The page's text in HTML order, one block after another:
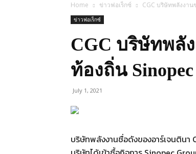
Home ข่าวฟอเร็กซ์ CGC บริษัทพลังงา
ข่าวฟอเร็กซ์
CGC บริษัทพลั
ท้องถิ่น
July 1, 2021
บริษัทพลังงานชื่อดังของอาร์เจนตินา